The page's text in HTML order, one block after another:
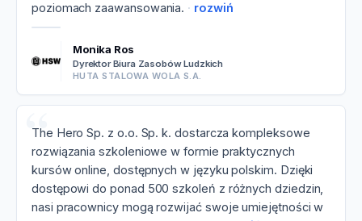
poziomach zaawansowania.
rozwiń
Monika Ros
Dyrektor Biura Zasobów Ludzkich
HUTA STALOWA WOLA S.A.
The Hero Sp. z o.o. Sp. k. dostarcza kompleksowe
rozwiązania szkoleniowe w formie praktycznych
kursów online, dostępnych w języku polskim. Dzięki
dostępowi do ponad 500 szkoleń z różnych dziedzin,
nasi pracownicy mogą rozwijać swoje umiejętności w